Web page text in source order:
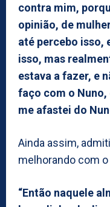
contra mim,
opinião, de
até percebo isso,
isso, mas
estava a fazer, e
faço com o Nuno,
me afastei do
Ainda assim,
melhorando com
“Então naquele